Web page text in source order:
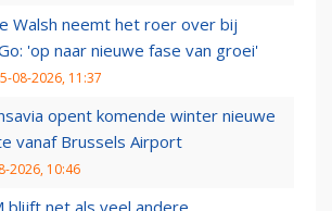
Walsh neemt het roer over bij
'op naar nieuwe fase van groei'
08-2026, 11:37
opent komende winter nieuwe
vanaf Brussels Airport
2026, 10:46